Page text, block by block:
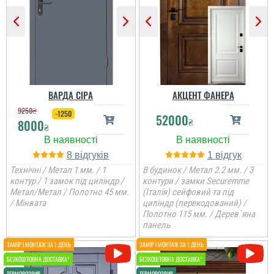
Аліна
Стільки передивились
Вероніка
Питання поирібно було
ВАРДА СІРА
9250₴
8000₴
-1250
8
Технічні / Метал 1 мм. / 1
контур / 1 замок під циліндр /
Метал/Метал / Полотно 45 мм.
/ Мінвата
АКЦЕНТ ФАНЕРА
52000₴
1
В будинок / Метал 2.2 мм. / 3
контури / замки Securemme
(Італія) сейфовий та під
циліндр (перекодований) /
Полотно 115 мм. / Дерев`яна
панель